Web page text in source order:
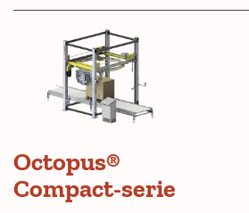
Octopus®
Compact-serie